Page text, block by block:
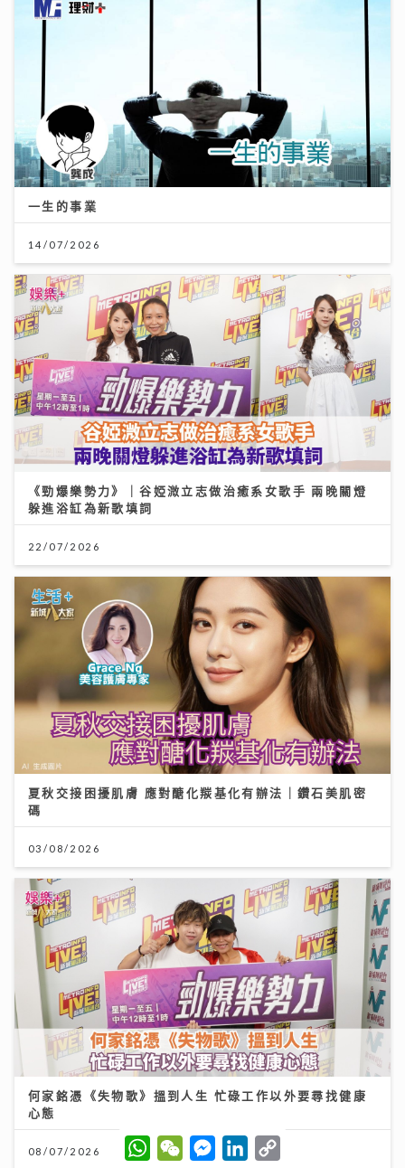
一生的事業
14/07/2026
《勁爆樂勢力》｜谷婭溦立志做治癒系女歌手 兩晚關燈
躲進浴缸為新歌填詞
22/07/2026
夏秋交接困擾肌膚 應對醣化羰基化有辦法｜鑽石美肌密
碼
03/08/2026
何家銘憑《失物歌》搵到人生 忙碌工作以外要尋找健康
心態
08/07/2026
W
h
W
e
M
e
L